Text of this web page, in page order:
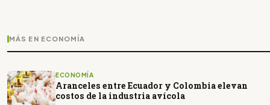
MÁS EN ECONOMÍA
ECONOMÍA
Aranceles entre Ecuador y Colombia elevan
costos de la industria avícola